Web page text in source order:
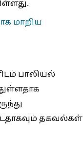
மாறிய
பாலியல்
தகவல்கள்